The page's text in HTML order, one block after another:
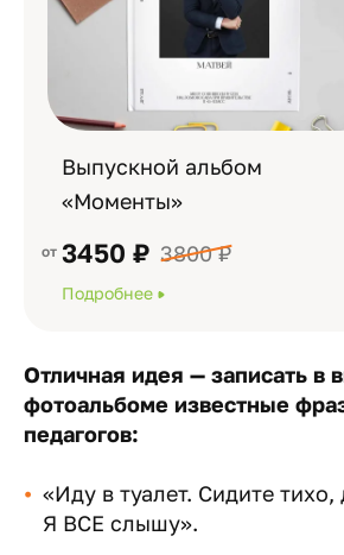
Выпускной альбом
«Моменты»
3450 ₽ 3800 ₽
Подробнее
Отличная идея — записать в
фотоальбоме известные
педагогов:
«Иду в туалет. Сидите тихо,
Я ВСЕ слышу».